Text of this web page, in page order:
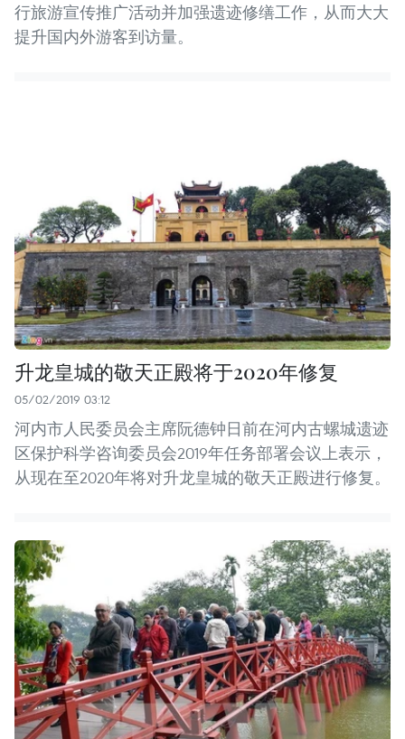
行旅游宣传推广活动并加强遗迹修缮工作，从而大大
提升国内外游客到访量。
升龙皇城的敬天正殿将于2020年修复
05/02/2019 03:12
河内市人民委员会主席阮德钟日前在河内古螺城遗迹
区保护科学咨询委员会2019年任务部署会议上表示，
从现在至2020年将对升龙皇城的敬天正殿进行修复。